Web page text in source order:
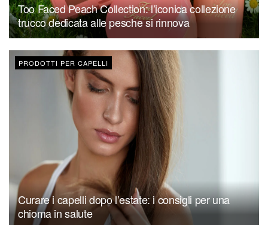
Too Faced Peach Collection: l’iconica collezione
trucco dedicata alle pesche si rinnova
PRODOTTI PER CAPELLI
Curare i capelli dopo l’estate: i consigli per una
chioma in salute